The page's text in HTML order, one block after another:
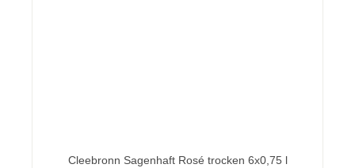
Cleebronn Sagenhaft Rosé trocken 6x0,75 l